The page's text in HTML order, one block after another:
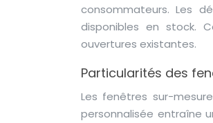
consommateurs. Les
disponibles en stock.
ouvertures existantes.
Particularités des
Les fenêtres sur-
personnalisée entraîne